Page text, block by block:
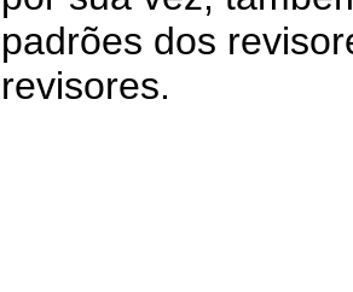
padrões dos
revisores.